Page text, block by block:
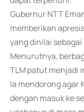
Gubernur NTT
memberikan
yang dinilai
Menurutnya,
TLM patut menjadi
Ia mendorong agar
dengan masuk ke